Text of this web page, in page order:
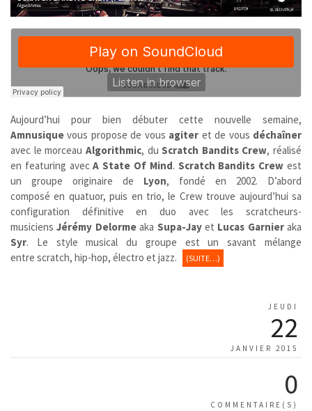
Aujourd’hui pour bien débuter cette nouvelle semaine,
Amnusique vous propose de vous agiter et de vous déchaîner
avec le morceau Algorithmic, duScratch Bandits Crew, réalisé
en featuring avecA State Of Mind. Scratch Bandits Crew est
un groupe originaire de Lyon,
fondé en 2002. D’abord
composé en quatuor, puis en trio, le Crew trouve aujourd’hui sa
configuration définitive en duo avec les scratcheurs-
musiciensJérémy Delormeaka Supa-Jayet Lucas Garnieraka
Syr. Le style musical du groupe est un savant mélange
entre scratch, hip-hop, électro et jazz.
(SUITE…)
JEUDI
22
JANVIER 2015
0
COMMENTAIRE(S)